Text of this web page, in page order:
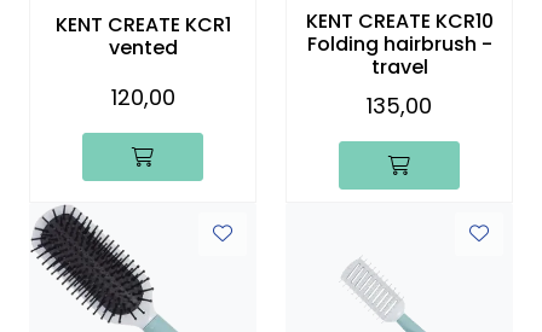
KENT CREATE KCR1
vented
120,00
KENT CREATE KCR10
Folding hairbrush -
travel
135,00